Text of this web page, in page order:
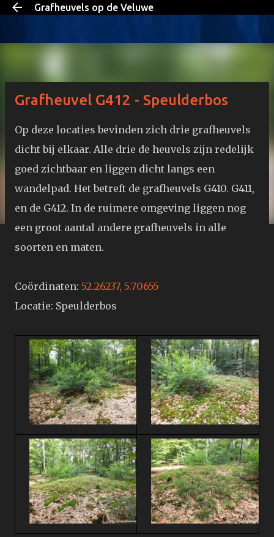
Doorgaan naar hoofdcontent
Grafheuvels op de Veluwe
Grafheuvel G412 - Speulderbos
Op deze locaties bevinden zich drie grafheuvels
dicht bij elkaar. Alle drie de heuvels zijn redelijk
goed zichtbaar en liggen dicht langs een
wandelpad. Het betreft de grafheuvels G410. G411,
en de G412. In de ruimere omgeving liggen nog
een groot aantal andere grafheuvels in alle
soorten en maten.
Coördinaten: 52.26237, 5.70655
Locatie: Speulderbos